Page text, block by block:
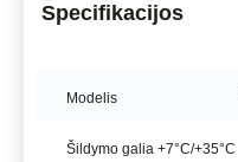
Specifikacijos
Modelis
Šildymo galia +7°C/+35°C